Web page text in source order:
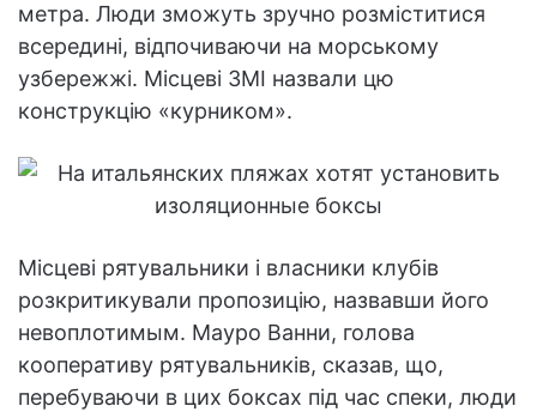
метра. Люди зможуть зручно розміститися
всередині, відпочиваючи на морському
узбережжі. Місцеві ЗМІ назвали цю
конструкцію «курником».
Місцеві рятувальники і власники клубів
розкритикували пропозицію, назвавши його
невоплотимым. Мауро Ванни, голова
кооперативу рятувальників, сказав, що,
перебуваючи в цих боксах під час спеки, люди